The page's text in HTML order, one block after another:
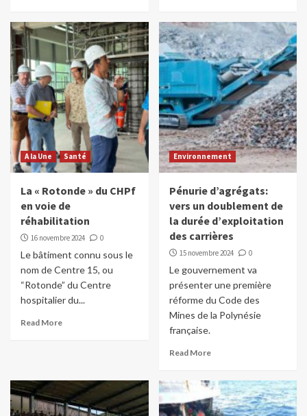
A la Une Santé
La « Rotonde » du CHPf
en voie de
réhabilitation
16 novembre 2024 0
Le bâtiment connu sous le
nom de Centre 15, ou
“Rotonde” du Centre
hospitalier du...
Read More
Environnement
Pénurie d’agrégats:
vers un doublement de
la durée d’exploitation
des carrières
15 novembre 2024 0
Le gouvernement va
présenter une première
réforme du Code des
Mines de la Polynésie
française.
Read More